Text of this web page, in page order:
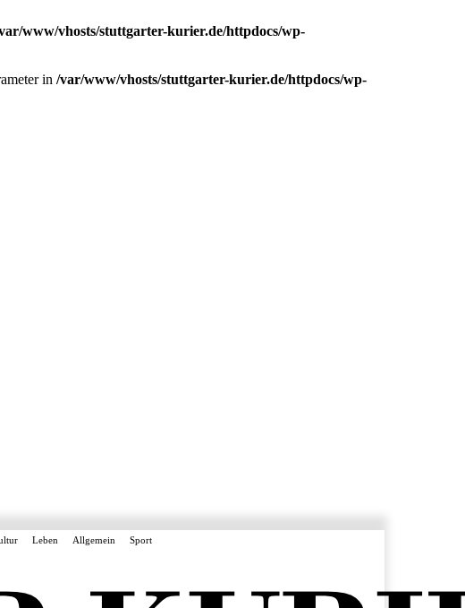
www/vhosts/stuttgarter-kurier.de/httpdocs/wp-
in /var/www/vhosts/stuttgarter-kurier.de/httpdocs/wp-
Leben Allgemein Sport